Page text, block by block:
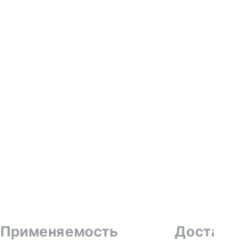
Применяемость